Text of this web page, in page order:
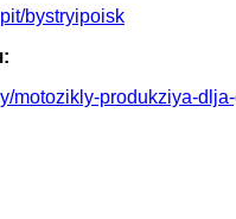
bystryipoisk
motozikly-produkziya-